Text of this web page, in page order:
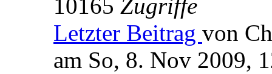
10165 Zugriffe
Letzter Beitrag von
am So, 8. Nov 2009,